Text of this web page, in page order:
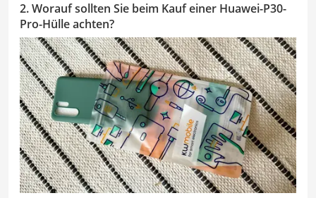
2. Worauf sollten Sie beim Kauf einer Huawei-P30-
Pro-Hülle achten?